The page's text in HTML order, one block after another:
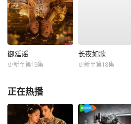
御廷谣
更新至第19集
长夜如歌
更新至第18集
正在热播